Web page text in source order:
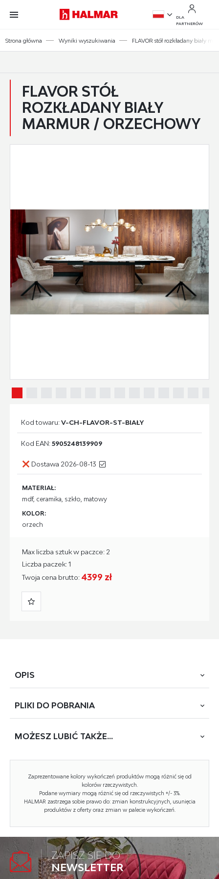
Przejdź do treści.
Przejdź do menu.
Przejdź do wyszukiwarki.
EN
DLA
PARTNERÓW
Strona główna Wyniki wyszukiwania FLAVOR stół rozkładany biały
FLAVOR STÓŁ
ROZKŁADANY BIAŁY
MARMUR / ORZECHOWY
Kod towaru:V-CH-FLAVOR-ST-BIAŁY
Kod EAN:5905248139909
Dostawa 2026-08-13
MATERIAŁ:
mdf, ceramika, szkło, matowy
KOLOR:
orzech
Twoja cena brutto: 4399 zł
Max liczba sztuk w paczce: 2
Liczba paczek: 1
OPIS
Stół Flavor to elegancki, rozkładany stół o włoskim
wyrafinowany klimat. Jego blat ma subtelnie zwężaną,
Blat wykonany z ceramiki na szkle w kolorze beżowego
marmuru wyróżnia się naturalnym rysunkiem kamienia,
który podkreśla luksusowy charakter stołu. Materiał jest
że stół doskonale sprawdza się w codziennym
użytkowaniu.
Podstawa stołu z MDF okleinowanego w kolorze orzecha
PLIKI DO POBRANIA
FLAVOR (520-2030)
Zaprezentowane kolory wykończeń produktów mogą różnić się od
kolorów rzeczywistych.
Podane wymiary mogą różnić się od rzeczywistych +/- 3%.
HALMAR zastrzega sobie prawo do: zmian konstrukcyjnych, usunięcia
produktów z oferty oraz zmian w palecie wykończeń.
MOŻESZ LUBIĆ TAKŻE...
ZAPISZ SIĘ DO
NEWSLETTER